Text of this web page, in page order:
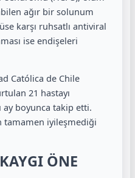
ağır bir solunum
karşı ruhsatlı antiviral
ise endişeleri
Católica de Chile
21 hastayı
ay boyunca takip etti.
tamamen iyileşmediği
ÖNE